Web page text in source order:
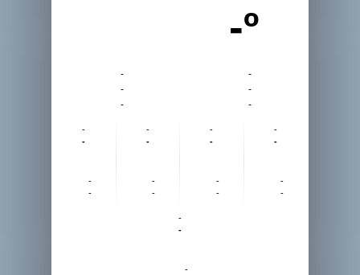
-º
-
-
-
-
-
-
-
-
-
-
-
-
-
-
-
-
-
-
-
-
-
-
-
-
-